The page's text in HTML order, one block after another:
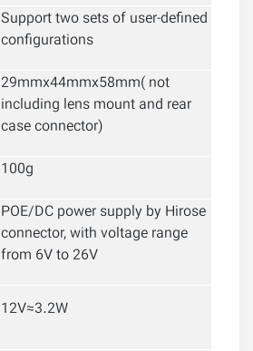
Support two sets of user-defined
configurations
29mmx44mmx58mm( not
including lens mount and rear
case connector)
100g
POE/DC power supply by Hirose
connector, with voltage range
from 6V to 26V
12V≈3.2W